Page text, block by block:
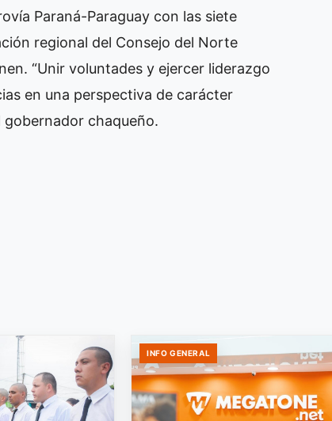
Paraná-Paraguay con las siete
regional del Consejo del Norte
“Unir voluntades y ejercer liderazgo
en una perspectiva de carácter
gobernador chaqueño.
INFO GENERAL